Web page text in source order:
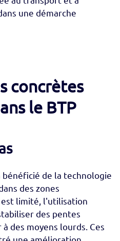
une démarche
concrètes
le BTP
de la technologie
des zones
est limité, l'utilisation
des pentes
des moyens lourds. Ces